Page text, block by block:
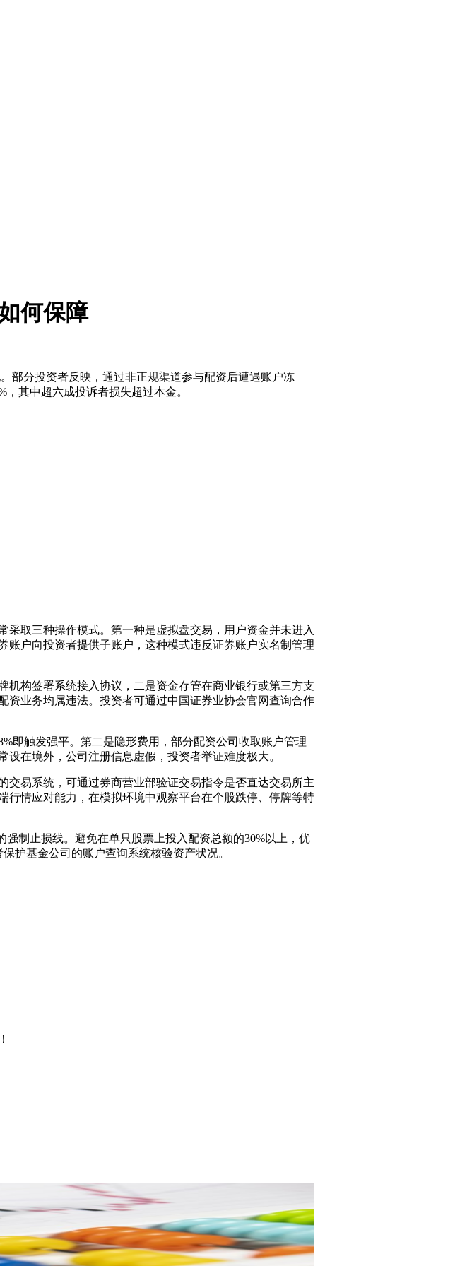
何保障
部分投资者反映，通过非正规渠道参与配资后遭遇账户冻
其中超六成投诉者损失超过本金。
取三种操作模式。第一种是虚拟盘交易，用户资金并未进入
户向投资者提供子账户，这种模式违反证券账户实名制管理
构签署系统接入协议，二是资金存管在商业银行或第三方支
资业务均属违法。投资者可通过中国证券业协会官网查询合作
即触发强平。第二是隐形费用，部分配资公司收取账户管理
在境外，公司注册信息虚假，投资者举证难度极大。
易系统，可通过券商营业部验证交易指令是否直达交易所主
情应对能力，在模拟环境中观察平台在个股跌停、停牌等特
制止损线。避免在单只股票上投入配资总额的30%以上，优
护基金公司的账户查询系统核验资产状况。